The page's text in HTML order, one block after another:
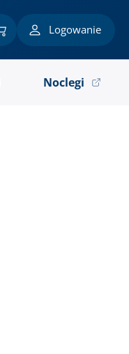
Logowanie
Noclegi